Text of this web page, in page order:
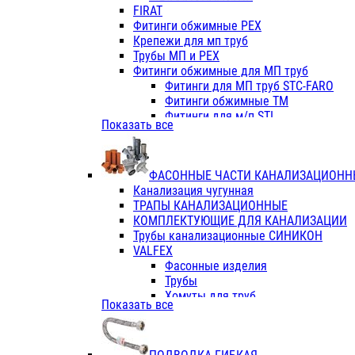
Фитинги ПП белые
Фитинги ПП белые
Фитинги ППс металл.белые
VALFEX
Трубы PE-RT
Трубы ПП водопровод белые
Трубы ПП водопровод серые
Трубы армированные
Трубы армированные
Фитинги с металл. серые
Фитинги ПП (серые)
Фитинги ПП белые
Краны
Фитинги ПП (белые)
Фитинги ПП с металлом белые
ПК КОНТУР
Краны полипропиленовые
Трубы полипропиленивые
FIRAT
Фитинги обжимные PEX
Крепежи для мп труб
Трубы МП и PEX
Фитинги обжимные для МП труб
Фитинги для МП труб STC-FARO
Фитинги обжимные ТМ
Фитинги для м/п STI
Фитинги для МП труб TITAN
TK
VALFEX
Показать все
ФАСОННЫЕ ЧАСТИ
Канализация чугунная
ТРАПЫ КАНАЛИЗАЦИОННЫЕ
КОМПЛЕКТУЮЩИЕ ДЛЯ КАНАЛИЗАЦИИ
Трубы канализационные СИНИКОН
VALFEX
Фасонные изделия
Трубы
Хомуты для труб
ПВХ (стройполимер)
Показать все